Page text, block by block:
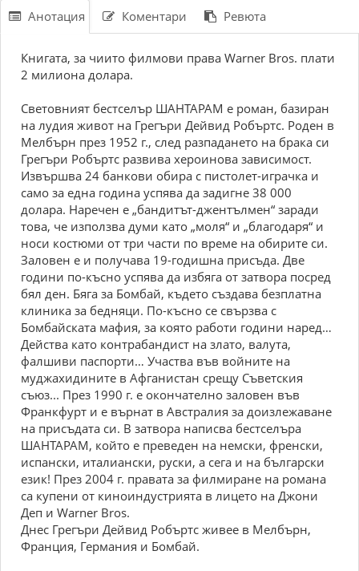
Анотация Коментари Ревюта
Книгата, за чиито филмови права Warner Bros. плати
2 милиона долара.
Световният бестселър ШАНТАРАМ е роман, базиран
на лудия живот на Грегъри Дейвид Робъртс. Роден в
Мелбърн през 1952 г., след разпадането на брака си
Грегъри Робъртс развива хероинова зависимост.
Извършва 24 банкови обира с пистолет-играчка и
само за една година успява да задигне 38 000
долара. Наречен е „бандитът-джентълмен“ заради
това, че използва думи като „моля“ и „благодаря“ и
носи костюми от три части по време на обирите си.
Заловен е и получава 19-годишна присъда. Две
години по-късно успява да избяга от затвора посред
бял ден. Бяга за Бомбай, където създава безплатна
клиника за бедняци. По-късно се свързва с
Бомбайската мафия, за която работи години наред…
Действа като контрабандист на злато, валута,
фалшиви паспорти… Участва във войните на
муджахидините в Афганистан срещу Съветския
съюз... През 1990 г. е окончателно заловен във
Франкфурт и е върнат в Австралия за доизлежаване
на присъдата си. В затвора написва бестселъра
ШАНТАРАМ, който е преведен на немски, френски,
испански, италиански, руски, а сега и на български
език! През 2004 г. правата за филмиране на романа
са купени от киноиндустрията в лицето на Джони
Деп и Warner Bros.
Днес Грегъри Дейвид Робъртс живее в Мелбърн,
Франция, Германия и Бомбай.